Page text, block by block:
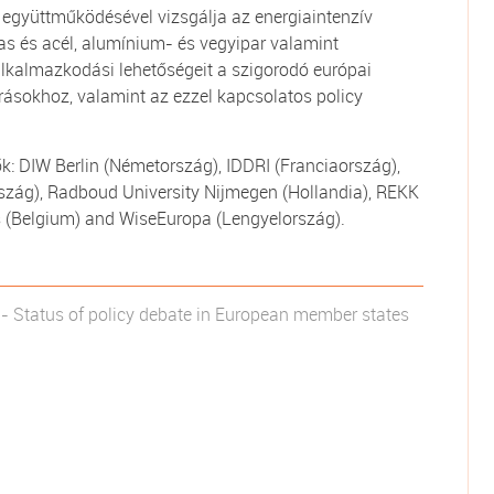
vizsgálja az energiaintenzív
és acél, alumínium- és vegyipar valamint
lehetőségeit a szigorodó európai
valamint az ezzel kapcsolatos policy
DIW Berlin (Németország), IDDRI (Franciaország),
Radboud University Nijmegen (Hollandia), REKK
and WiseEuropa (Lengyelország).
of policy debate in European member states